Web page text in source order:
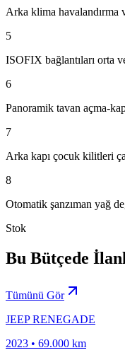
Arka klima havalandırma
5
ISOFIX bağlantıları orta
6
Panoramik tavan açma-
7
Arka kapı çocuk kilitleri
8
Otomatik şanzıman yağ
Stok
Bu Bütçede
Tümünü Gör
JEEP RENEGADE
2023 • 69.000 km